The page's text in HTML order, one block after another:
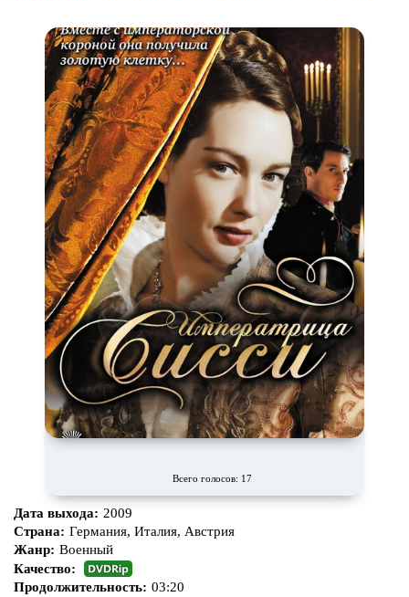
Всего голосов: 17
Дата выхода: 2009
Страна: Германия, Италия, Австрия
Жанр: Военный
Качество:
Продолжительность: 03:20